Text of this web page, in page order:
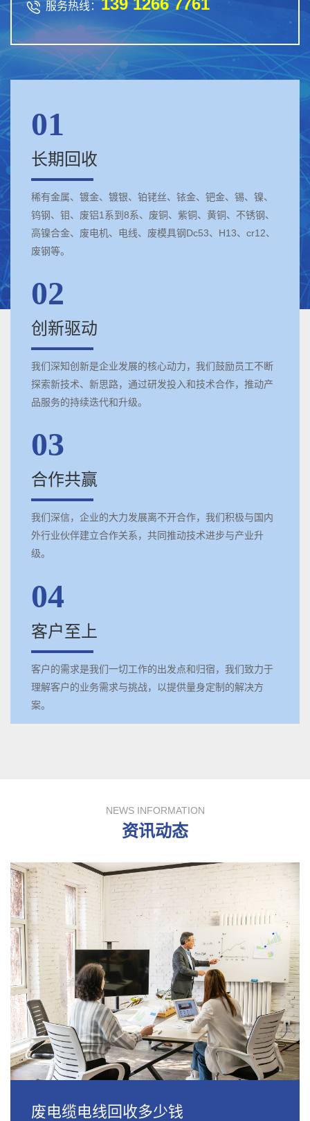
 服务热线：
01
长期回收
稀有金属、镀金、镀银、铂铑丝、铱金、钯金、锡、镍、
钨钢、钼、废铝1系到8系、废铜、紫铜、黄铜、不锈钢、
高镍合金、废电机、电线、废模具钢Dc53、H13、cr12、
废钢等。
02
创新驱动
我们深知创新是企业发展的核心动力，我们鼓励员工不断
探索新技术、新思路，通过研发投入和技术合作，推动产
品服务的持续迭代和升级。
03
合作共赢
我们深信，企业的大力发展离不开合作，我们积极与国内
外行业伙伴建立合作关系，共同推动技术进步与产业升
级。
04
客户至上
客户的需求是我们一切工作的出发点和归宿，我们致力于
理解客户的业务需求与挑战，以提供量身定制的解决方
案。
NEWS INFORMATION
资讯动态
废电缆电线回收多少钱